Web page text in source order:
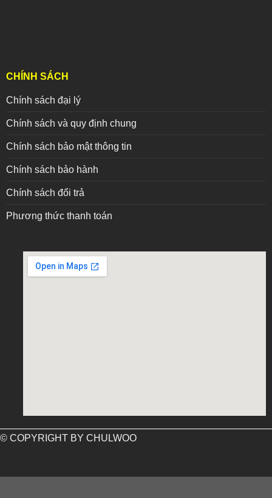
CHÍNH SÁCH
Chính sách đại lý
Chính sách và quy định chung
Chính sách bảo mật thông tin
Chính sách bảo hành
Chính sách đổi trả
Phương thức thanh toán
embed google map into website
© COPYRIGHT BY CHULWOO